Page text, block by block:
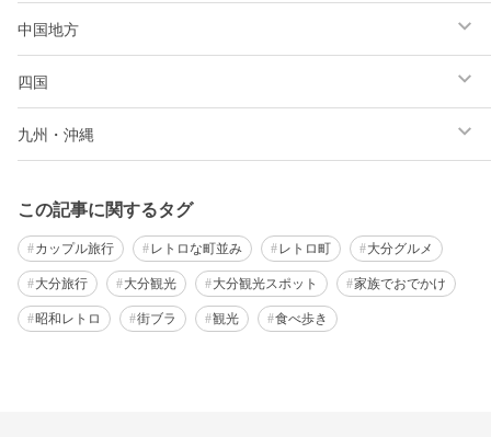
中国地方
四国
九州・沖縄
この記事に関するタグ
カップル旅行 レトロな町並み レトロ町 大分グルメ
大分旅行 大分観光 大分観光スポット 家族でおでかけ
昭和レトロ 街ブラ 観光 食べ歩き